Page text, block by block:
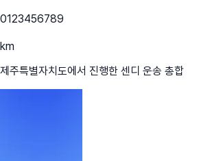
0123456789
km
제주특별자치도에서 진행한 센디 운송 총합